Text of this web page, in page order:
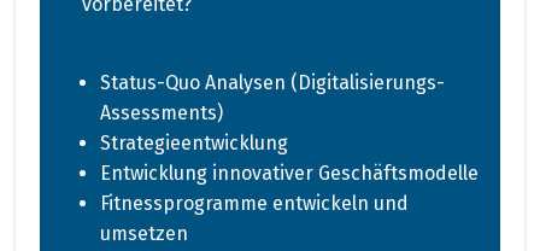
vorbereitet?
Status-Quo Analysen (Digitalisierungs-
Assessments)
Strategieentwicklung
Entwicklung innovativer Geschäftsmodelle
Fitnessprogramme entwickeln und
umsetzen